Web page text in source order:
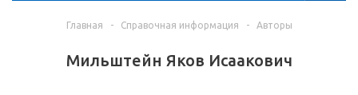
Главная - Справочная информация - Авторы
Мильштейн Яков Исаакович